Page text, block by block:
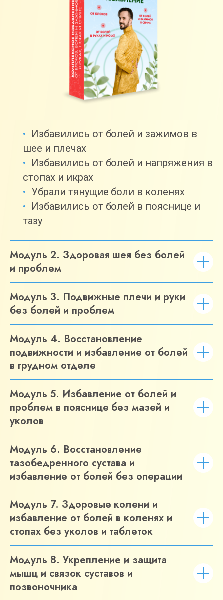
Избавились от болей и зажимов в
шее и плечах
Избавились от болей и напряжения в
стопах и икрах
Убрали тянущие боли в коленях
Избавились от болей в пояснице и
тазу
Модуль 2. Здоровая шея без болей
и проблем
Модуль 3. Подвижные плечи и руки
без болей и проблем
Модуль 4. Восстановление
подвижности и избавление от болей
в грудном отделе
Модуль 5. Избавление от болей и
проблем в пояснице без мазей и
уколов
Модуль 6. Восстановление
тазобедренного сустава и
избавление от болей без операции
Модуль 7. Здоровые колени и
избавление от болей в коленях и
стопах без уколов и таблеток
Модуль 8. Укрепление и защита
мышц и связок суставов и
позвоночника